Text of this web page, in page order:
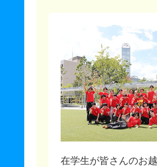
在学生が皆さんのお